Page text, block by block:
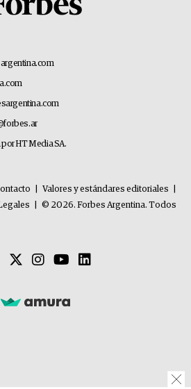
HT Media SA.
Valores y estándares editoriales
© 2026. Forbes Argentina. Todos